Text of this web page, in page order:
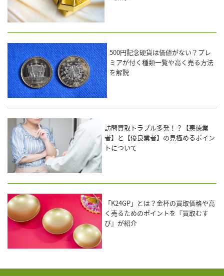
500円記念硬貨は価値がない？プレ
ミアが付く種類一覧や高く売る方法
を解説
訪問買取トラブル多発！？【悪徳業
者】と【優良業者】の見極めるポイン
トについて
「K24GP」とは？金杯の買取価格や高
く売るためのポイントを『買取むす
び』が紹介